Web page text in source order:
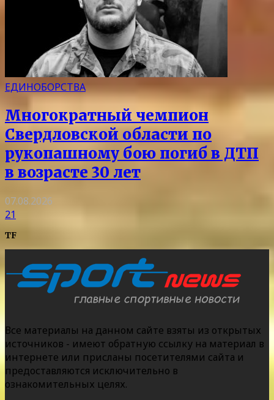
ЕДИНОБОРСТВА
Многократный чемпион
Свердловской области по
рукопашному бою погиб в ДТП
в возрасте 30 лет
07.08.2026
21
TF
Все материалы на данном сайте взяты из открытых
источников - имеют обратную ссылку на материал в
интернете или присланы посетителями сайта и
предоставляются исключительно в
ознакомительных целях.